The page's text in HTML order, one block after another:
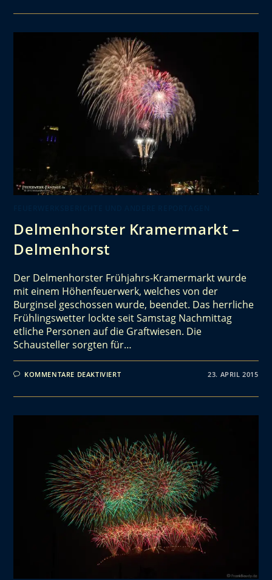
Delmenhorster Kramermarkt –
Delmenhorst
Der Delmenhorster Frühjahrs-Kramermarkt wurde
mit einem Höhenfeuerwerk, welches von der
Burginsel geschossen wurde, beendet. Das herrliche
Frühlingswetter lockte seit Samstag Nachmittag
etliche Personen auf die Graftwiesen. Die
Schausteller sorgten für…
KOMMENTARE DEAKTIVIERT 23. APRIL 2015